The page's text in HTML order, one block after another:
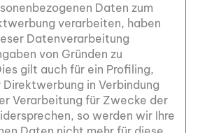
Daten zum
verarbeiten, haben
Datenverarbeitung
von Gründen zu
gilt auch für ein Profiling,
in Verbindung
Verarbeitung für Zwecke der
so werden wir Ihre